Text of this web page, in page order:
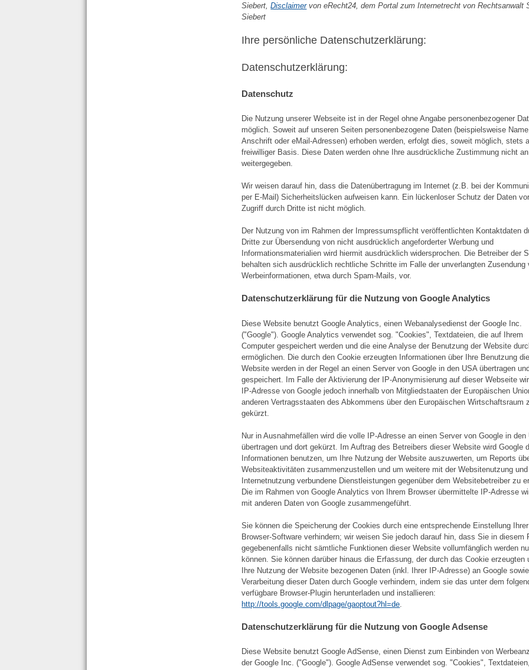
Siebert,Disclaimervon eRecht24, dem Portal zum Internetrecht von Rechtsanwalt
Siebert
Ihre persönliche Datenschutzerklärung:
Datenschutzerklärung:
Datenschutz
Die Nutzung unserer Webseite ist in der Regel ohne Angabe personenbezogener
möglich. Soweit auf unseren Seiten personenbezogene Daten (beispielsweise Name,
Anschrift oder eMail-Adressen) erhoben werden, erfolgt dies, soweit möglich, stets
freiwilliger Basis. Diese Daten werden ohne Ihre ausdrückliche Zustimmung nicht
weitergegeben.
Wir weisen darauf hin, dass die Datenübertragung im Internet (z.B. bei der
per E-Mail) Sicherheitslücken aufweisen kann. Ein lückenloser Schutz der Daten
Zugriff durch Dritte ist nicht möglich.
Der Nutzung von im Rahmen der Impressumspflicht veröffentlichten Kontaktdaten
Dritte zur Übersendung von nicht ausdrücklich angeforderter Werbung und
Informationsmaterialien wird hiermit ausdrücklich widersprochen. Die Betreiber der
behalten sich ausdrücklich rechtliche Schritte im Falle der unverlangten Zusendung
Werbeinformationen, etwa durch Spam-Mails, vor.
Datenschutzerklärung für die Nutzung von Google Analytics
Diese Website benutzt Google Analytics, einen Webanalysedienst der Google Inc.
("Google"). Google Analytics verwendet sog. "Cookies", Textdateien, die auf Ihrem
Computer gespeichert werden und die eine Analyse der Benutzung der Website
ermöglichen. Die durch den Cookie erzeugten Informationen über Ihre Benutzung
Website werden in der Regel an einen Server von Google in den USA übertragen
gespeichert. Im Falle der Aktivierung der IP-Anonymisierung auf dieser Webseite
IP-Adresse von Google jedoch innerhalb von Mitgliedstaaten der Europäischen
anderen Vertragsstaaten des Abkommens über den Europäischen Wirtschaftsraum
gekürzt.
Nur in Ausnahmefällen wird die volle IP-Adresse an einen Server von Google in den
übertragen und dort gekürzt. Im Auftrag des Betreibers dieser Website wird Google
Informationen benutzen, um Ihre Nutzung der Website auszuwerten, um Reports
Websiteaktivitäten zusammenzustellen und um weitere mit der Websitenutzung
Internetnutzung verbundene Dienstleistungen gegenüber dem Websitebetreiber zu
Die im Rahmen von Google Analytics von Ihrem Browser übermittelte IP-Adresse
mit anderen Daten von Google zusammengeführt.
Sie können die Speicherung der Cookies durch eine entsprechende Einstellung Ihrer
Browser-Software verhindern; wir weisen Sie jedoch darauf hin, dass Sie in diesem
gegebenenfalls nicht sämtliche Funktionen dieser Website vollumfänglich werden
können. Sie können darüber hinaus die Erfassung, der durch das Cookie erzeugten
Ihre Nutzung der Website bezogenen Daten (inkl. Ihrer IP-Adresse) an Google
Verarbeitung dieser Daten durch Google verhindern, indem sie das unter dem
verfügbare Browser-Plugin herunterladen und installieren:
http://tools.google.com/dlpage/gaoptout?hl=de
Datenschutzerklärung für die Nutzung von Google Adsense
Diese Website benutzt Google AdSense, einen Dienst zum Einbinden von
der Google Inc. ("Google"). Google AdSense verwendet sog. "Cookies",